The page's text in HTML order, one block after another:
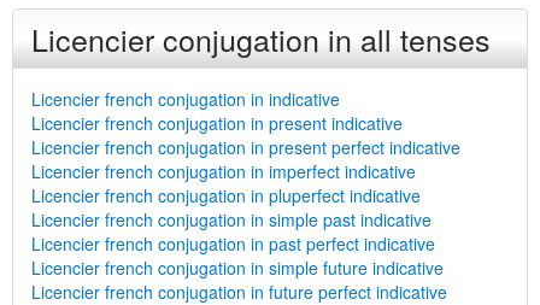
Licencier conjugation in all tenses
Licencier french conjugation in indicative
Licencier french conjugation in present indicative
Licencier french conjugation in present perfect indicative
Licencier french conjugation in imperfect indicative
Licencier french conjugation in pluperfect indicative
Licencier french conjugation in simple past indicative
Licencier french conjugation in past perfect indicative
Licencier french conjugation in simple future indicative
Licencier french conjugation in future perfect indicative